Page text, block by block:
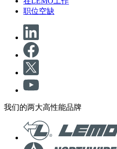
职位空缺
我们的两大高性能品牌